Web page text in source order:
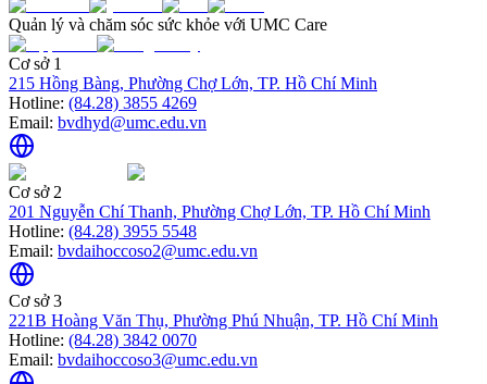
Quản lý và chăm sóc sức khỏe với UMC Care
Cơ sở 1
215 Hồng Bàng, Phường Chợ Lớn, TP. Hồ Chí Minh
Hotline: (84.28) 3855 4269
Email: bvdhyd@umc.edu.vn
Cơ sở 2
201 Nguyễn Chí Thanh, Phường Chợ Lớn, TP. Hồ Chí Minh
Hotline: (84.28) 3955 5548
Email: bvdaihoccoso2@umc.edu.vn
Cơ sở 3
221B Hoàng Văn Thụ, Phường Phú Nhuận, TP. Hồ Chí Minh
Hotline: (84.28) 3842 0070
Email: bvdaihoccoso3@umc.edu.vn